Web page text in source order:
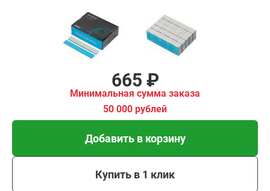
665 ₽
Минимальная сумма заказа
50 000 рублей
Добавить в корзину
Купить в 1 клик
В кредит от 22 руб/мес